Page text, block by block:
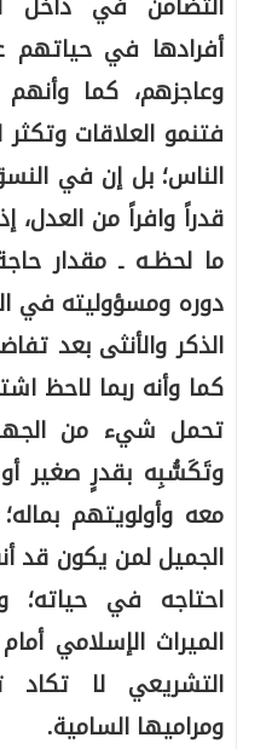
أفرادها في
وعاجزهم، كما وأنهم
فتنمو العلاقات
الناس؛ بل إن في
قدراً وافراً من
ما لحظـه ـ مقدار
دوره ومسؤوليته في
الذكر والأنثى بعد
كما وأنه ربما لاحظ
تحمل شيء من
وتَكَسُّبِه بقدرٍ صغير
معه وأولويتهم
الجميل لمن يكون قد
احتاجه في حياته؛
الميراث الإسلامي
التشريعي لا تكاد
ومراميها السامية.